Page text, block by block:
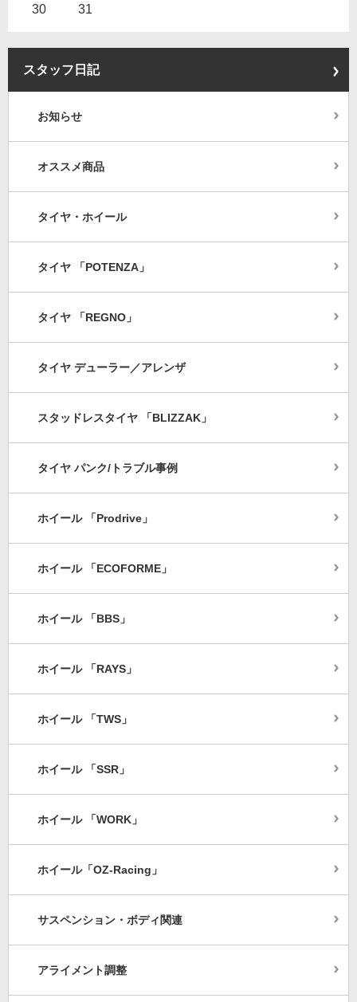
30 31
スタッフ日記
お知らせ
オススメ商品
タイヤ・ホイール
タイヤ 「POTENZA」
タイヤ 「REGNO」
タイヤ デューラー／アレンザ
スタッドレスタイヤ 「BLIZZAK」
タイヤ パンク/トラブル事例
ホイール 「Prodrive」
ホイール 「ECOFORME」
ホイール 「BBS」
ホイール 「RAYS」
ホイール 「TWS」
ホイール 「SSR」
ホイール 「WORK」
ホイール「OZ-Racing」
サスペンション・ボディ関連
アライメント調整